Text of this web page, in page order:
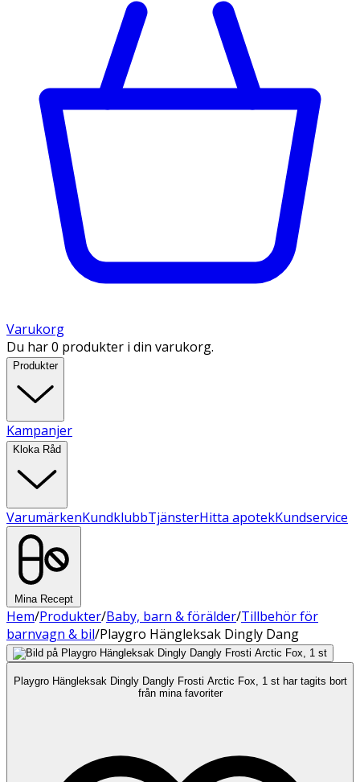
Varukorg
Du har 0 produkter i din varukorg.
Produkter
Kampanjer
Kloka Råd
VarumärkenKundklubbTjänsterHitta apotekKundservice
Mina Recept
Hem/Produkter/Baby, barn & förälder/Tillbehör för
barnvagn & bil/Playgro Hängleksak Dingly Dang
Playgro Hängleksak Dingly Dangly Frosti Arctic Fox, 1 st har tagits bort
från mina favoriter